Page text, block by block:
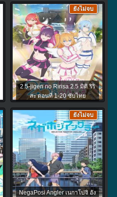
2.5-jigen no Ririsa 2.5 มิติ ริริ
สะ ตอนที่ 1-20 ซับไทย
ยังไม่จบ
NegaPosi Angler เนกาโปจิ อัง
ยังไม่จบ